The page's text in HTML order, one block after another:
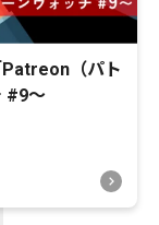
（パト
#9〜